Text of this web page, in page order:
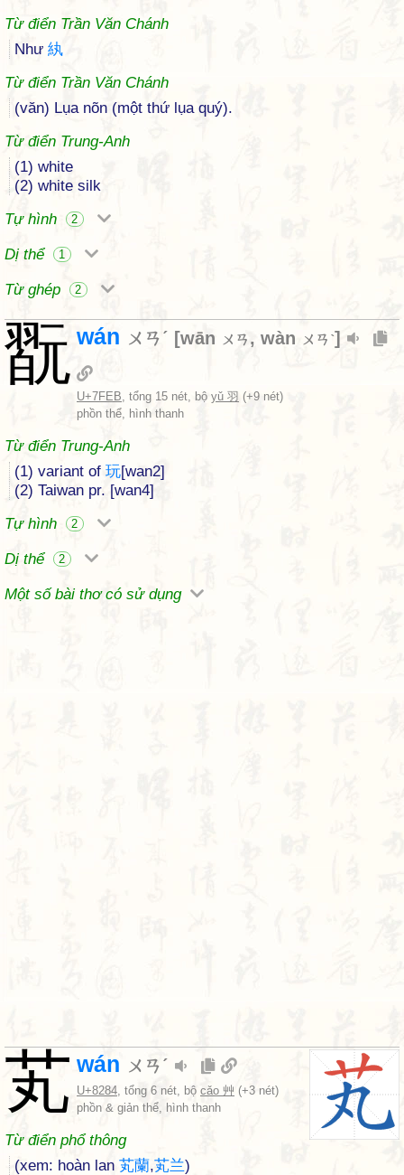
Từ điển Trần Văn Chánh
Như 紈
Từ điển Trần Văn Chánh
(văn) Lụa nõn (một thứ lụa quý).
Từ điển Trung-Anh
(1) white
(2) white silk
Tự hình
2
Dị thể 1
Từ ghép 2
翫 wán ㄨㄢˊ [wān ㄨㄢ , wàn ㄨㄢˋ]
U+7FEB, tổng 15 nét, bộ yǔ 羽 (+9 nét)
phồn thể, hình thanh
Từ điển Trung-Anh
(1) variant of 玩[wan2]
(2) Taiwan pr. [wan4]
Tự hình
2
Dị thể 2
Một số bài thơ có sử dụng
芄 wán ㄨㄢˊ
U+8284, tổng 6 nét, bộ cǎo 艸 (+3 nét)
phồn & giản thể, hình thanh
Từ điển phổ thông
(xem: hoàn lan 芄蘭,芄兰)